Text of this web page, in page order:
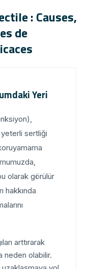
: Causes,
de
Yeri
sertliği
olarak görülür
hakkında
arttırarak
neden olabilir.